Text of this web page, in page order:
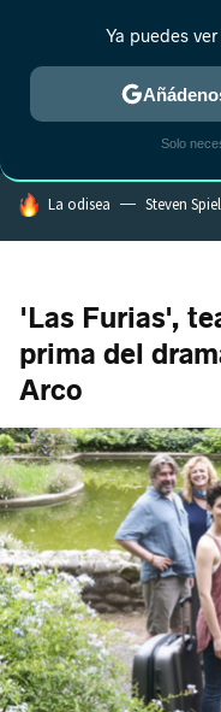
MENÚ
ESTRENOS
HOY SE HABLA DE
La odisea Steven
'Las Furias',
prima del
Arco
Ya puedes
Solo